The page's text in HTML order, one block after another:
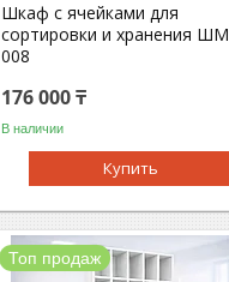
Шкаф с ячейками для
сортировки и хранения ШМ
008
176 000 ₸
В наличии
Купить
Топ продаж